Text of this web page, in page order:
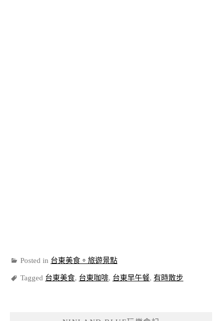
Posted in 台東美食。旅遊景點
Tagged 台東美食, 台東咖啡, 台東早午餐, 有時散步